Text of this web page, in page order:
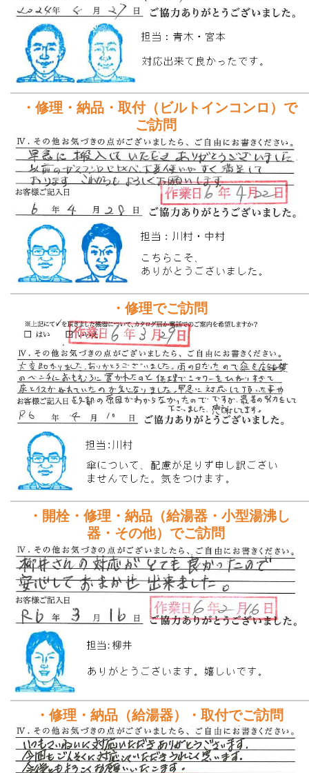
・修理・納品・取付（ビルトインコンロ）で
ご訪問
・修理でご訪問
・開栓・修理・納品（給湯器・小型湯沸し
器・その他）でご訪問
・修理・納品（給湯器）・取付でご訪問